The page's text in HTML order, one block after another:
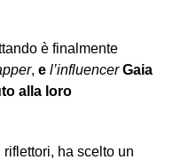
è finalmente
, e l’influencer Gaia
alla loro
ha scelto un